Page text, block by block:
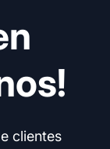
clientes